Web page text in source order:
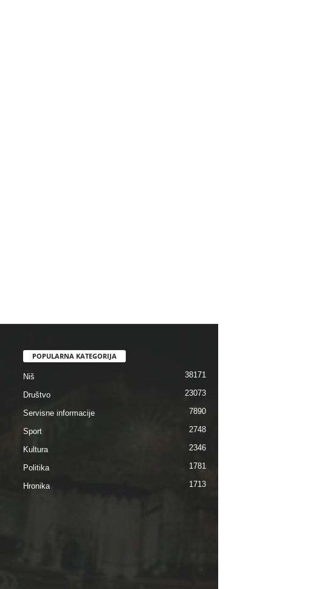
POPULARNA KATEGORIJA
Niš 38171
Društvo 23073
Servisne informacije 7890
Sport 2748
Kultura 2346
Politika 1781
Hronika 1713